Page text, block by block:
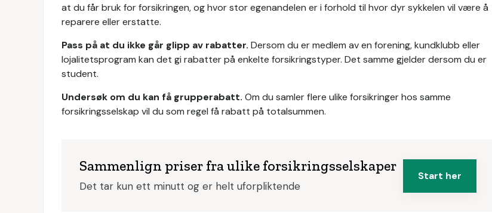
at du får bruk for forsikringen, og hvor stor egenandelen er i forhold til hvor dyr sykkelen vil være å
reparere eller erstatte.
Pass på at du ikke går glipp av rabatter. Dersom du er medlem av en forening, kundklubb eller
lojalitetsprogram kan det gi rabatter på enkelte forsikringstyper. Det samme gjelder dersom du er
student.
Undersøk om du kan få grupperabatt. Om du samler flere ulike forsikringer hos samme
forsikringsselskap vil du som regel få rabatt på totalsummen.
Sammenlign priser fra ulike forsikringsselskaper
Det tar kun ett minutt og er helt uforpliktende
Start her